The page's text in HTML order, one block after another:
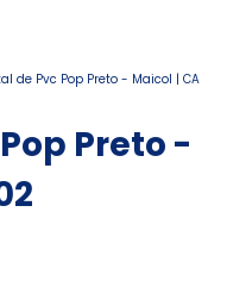
de Pvc Pop Preto - Maicol | CA
Preto -